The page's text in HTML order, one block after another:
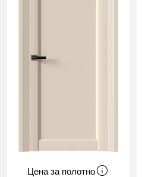
Цена за полотно